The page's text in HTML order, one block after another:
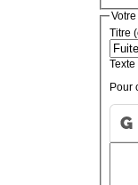
Titre
Pour